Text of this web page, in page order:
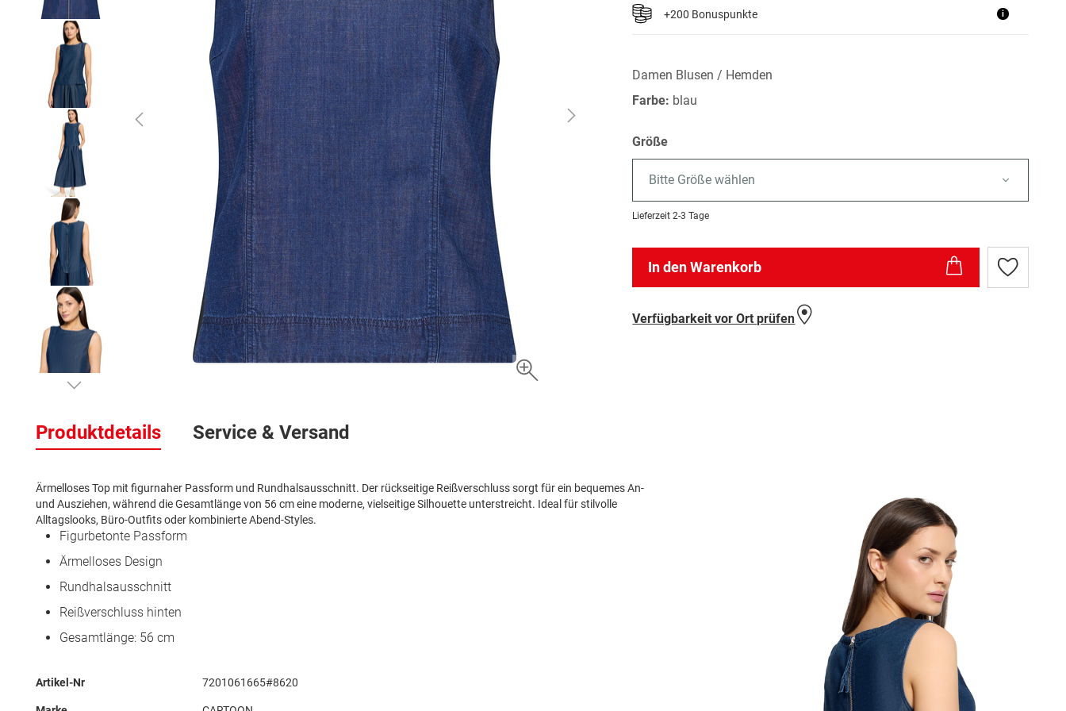
der
Bildergalerie
+200 Bonuspunkte i
Damen Blusen / Hemden
Farbe: blau
Größe
Bitte Größe wählen
Lieferzeit 2-3 Tage
In den Warenkorb
Zur
Wunschliste
Verfügbarkeit vor Ort prüfen
Produktdetails
Ärmelloses Top mit figurnaher Passform und Rundhalsausschnitt. Der rückseitige Reißverschluss sorgt für ein bequemes An-
und Ausziehen, während die Gesamtlänge von 56 cm eine moderne, vielseitige Silhouette unterstreicht. Ideal für stilvolle
Alltagslooks, Büro-Outfits oder kombinierte Abend-Styles.
Figurbetonte Passform
Ärmelloses Design
Rundhalsausschnitt
Reißverschluss hinten
Gesamtlänge: 56 cm
Mehr
Artikel-Nr 7201061665#8620
Service & Versand